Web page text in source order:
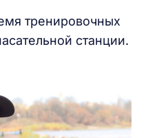
тренировочных
станции.